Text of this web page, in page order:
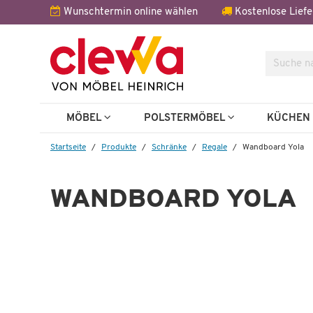
Wunschtermin online wählen Kostenlose
Suche
MÖBEL POLSTERMÖBEL KÜCHEN
Startseite Produkte Schränke Regale Wandboard Yola
WANDBOARD YOLA